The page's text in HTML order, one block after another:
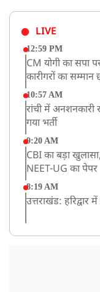
LIVE
12:59 PM
CM योगी का सपा
कारीगरों का सम्मान
10:57 AM
रांची में अनशनकारी
गया भर्ती
9:20 AM
CBI का बड़ा
NEET-UG का पेपर
8:19 AM
उत्तराखंड:
UP: लखनऊ में